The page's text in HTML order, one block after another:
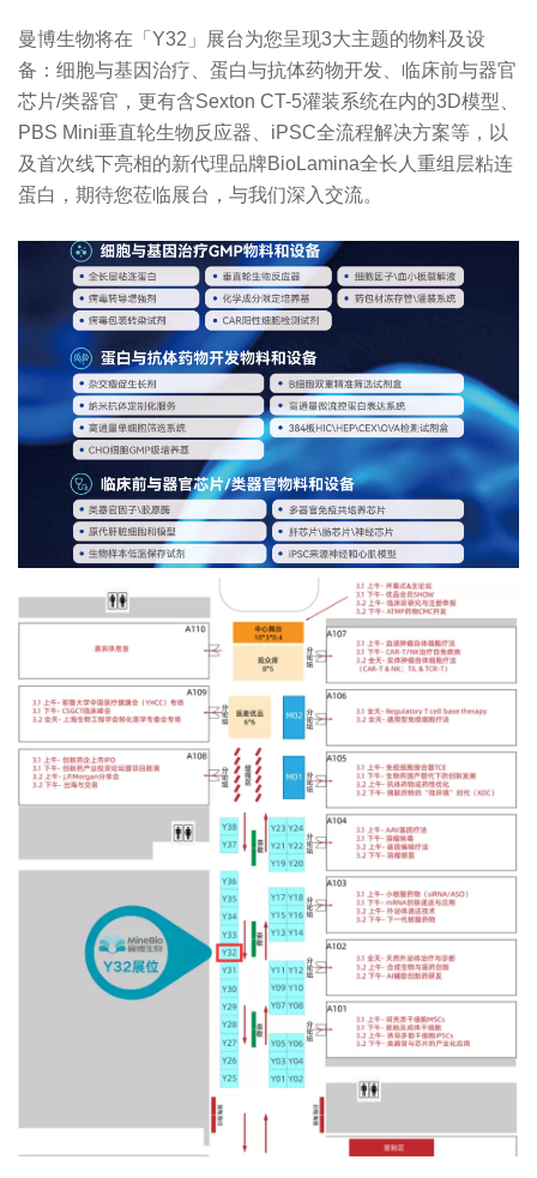
曼博生物将在「Y32」展台为您呈现3大主题的物料及设
备：细胞与基因治疗、蛋白与抗体药物开发、临床前与器官
芯片/类器官，更有含Sexton CT-5灌装系统在内的3D模型、
PBS Mini垂直轮生物反应器、iPSC全流程解决方案等，以
及首次线下亮相的新代理品牌BioLamina全长人重组层粘连
蛋白，期待您莅临展台，与我们深入交流。